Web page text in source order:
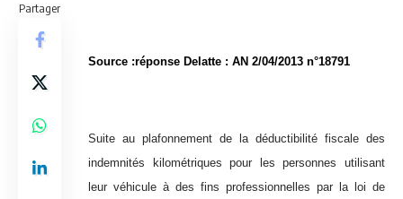
Partager
Source :réponse Delatte : AN 2/04/2013 n°18791
Suite au plafonnement de la déductibilité fiscale des
indemnités kilométriques pour les personnes utilisant
leur véhicule à des fins professionnelles par la loi de